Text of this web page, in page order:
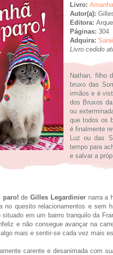
Livro:
Autor(a):
Editora:
Páginas: 304
Adquira:
Livro cedido
Nathan, filho
bruxo das
irmãos e é
dos Bruxos
ou
que todos os
é finalmente
Luz ou das
tempo para
e salvar a
paro! de Gilles Legardiniernarra a
no quesito relacionamentos e sem
situado em um bairro tranquilo da
e não consegue avançar na
mais e sentir-se cada vez mais
carente e desanimada com